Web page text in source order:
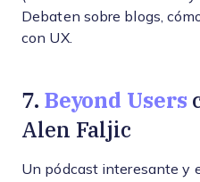
Debaten sobre blogs,
con UX.
7. Beyond Users
Alen Faljic
Un pódcast interesante y